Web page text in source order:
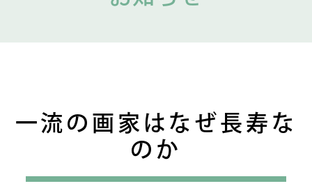
一流の画家はなぜ長寿な
のか